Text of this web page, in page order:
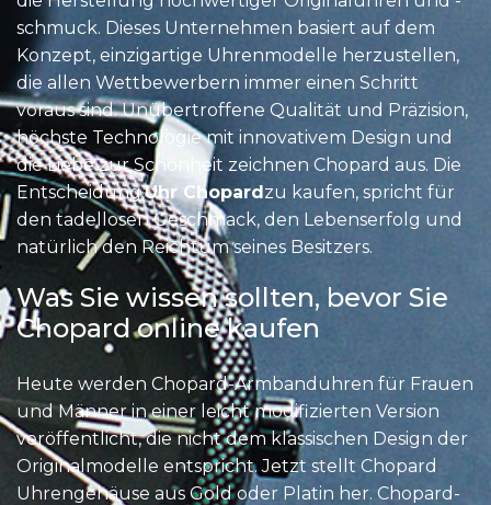
schmuck. Dieses Unternehmen basiert auf dem
Konzept, einzigartige Uhrenmodelle herzustellen,
die allen Wettbewerbern immer einen Schritt
voraus sind. Unübertroffene Qualität und Präzision,
höchste Technologie mit innovativem Design und
die Liebe zur Schönheit zeichnen Chopard aus. Die
Entscheidung,Uhr Chopardzu kaufen, spricht für
den tadellosen Geschmack, den Lebenserfolg und
natürlich den Reichtum seines Besitzers.
Was Sie wissen sollten, bevor Sie
Chopard online kaufen
Heute werden Chopard-Armbanduhren für Frauen
und Männer in einer leicht modifizierten Version
veröffentlicht, die nicht dem klassischen Design der
Originalmodelle entspricht. Jetzt stellt Chopard
Uhrengehäuse aus Gold oder Platin her. Chopard-